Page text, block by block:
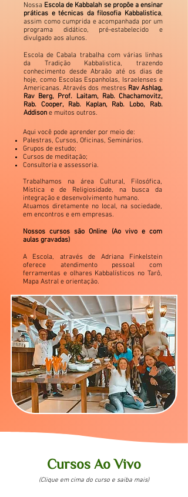
Nossa Escola de Kabbalah se propõe a ensinar
práticas e técnicas da filosofia Kabbalistica,
assim como cumprida e acompanhada por um
programa didático, pré-estabelecido e
divulgado aos alunos.
Escola de Cabala trabalha com várias linhas
da Tradição Kabbalistica, trazendo
conhecimento desde Abraão até os dias de
hoje, como Escolas Espanholas, Israelenses e
Americanas. Através dos mestres Rav Ashlag,
Rav Berg, Prof. Laitam, Rab. Chachamovitz,
Rab. Cooper, Rab. Kaplan, Rab. Lobo, Rab.
Addison e muitos outros.
Aqui você pode aprender por meio de:
Palestras, Cursos, Oficinas, Seminários.
Grupos de estudo;
Cursos de meditação;
Consultoria e assessoria.
Trabalhamos na área Cultural, Filosófica,
Mística e de Religiosidade, na busca da
integração e desenvolvimento humano.
Atuamos diretamente no local, na sociedade,
em encontros e em empresas.
Nossos cursos são Online (Ao vivo e com
aulas gravadas)
A Escola, através de Adriana Finkelstein
oferece atendimento pessoal com
ferramentas e olhares Kabbalísticos no Tarô,
Mapa Astral e orientação.
Cursos Ao Vivo
(Clique em cima do curso e saiba mais)